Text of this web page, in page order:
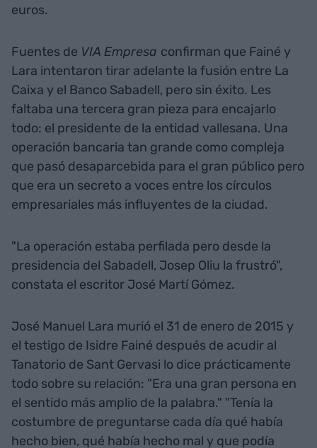
euros.
Fuentes de VIA Empresa confirman que Fainé y
Lara intentaron tirar adelante la fusión entre La
Caixa y el Banco Sabadell, pero sin éxito. Les
faltaba una tercera gran pieza para encajarlo
todo: el presidente de la entidad vallesana. Una
operación bancaria tan grande como compleja
que pasó desaparcebida para el gran público pero
que era un secreto a voces entre los círculos
empresariales más influyentes de la ciudad.
"La operación estaba perfilada pero desde la
presidencia del Sabadell, Josep Oliu la frustró",
constata el escritor José Martí Gómez.
José Manuel Lara murió el 31 de enero de 2015 y
el testigo de Isidre Fainé después de acudir al
Tanatorio de Sant Gervasi lo dice prácticamente
todo sobre su relación: "Era una gran persona en
el sentido más amplio de la palabra." "Tenía la
costumbre de preguntarse cada día qué había
hecho bien, qué había hecho mal y que podía